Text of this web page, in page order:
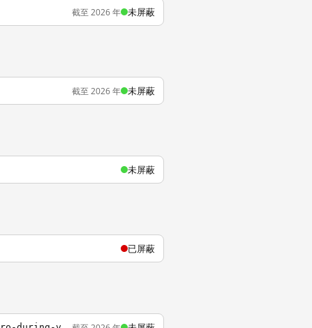
截至 2026 年 未屏蔽
截至 2026 年 未屏蔽
未屏蔽
已屏蔽